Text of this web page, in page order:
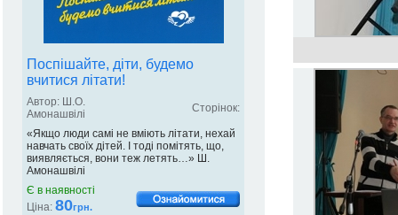
Поспішайте, діти, будемо
вчитися літати!
Автор: Ш.О.
Амонашвілі
Сторінок:
«Якщо люди самі не вміють літати, нехай
навчать своїх дітей. І тоді помітять, що,
виявляється, вони теж летять…» Ш.
Амонашвілі
Є в наявності
Ціна: 80грн.